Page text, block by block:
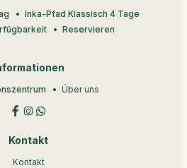
Inka-Pfad Klassisch 4 Tage
Reservieren
Über uns
Kontakt
Kontakt